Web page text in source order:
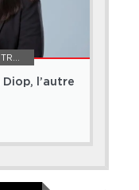
l’autre